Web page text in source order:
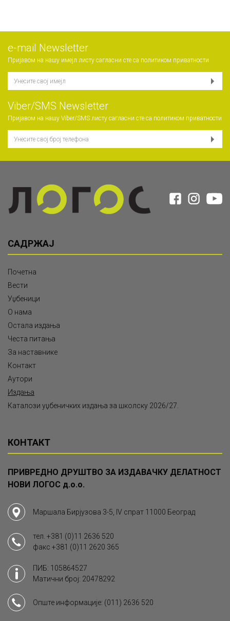
е-mail Newsletter
Пријавом на нашу имејл листу сагласни сте са политиком приватности
Viber/SMS Newsletter
Пријавом на нашу Viber/SMS листу сагласни сте са политиком приватности
САДРЖАЈ
Почетна
Вести
Уџбеници
О нама
Остала издања
Честа питања
За наставнике
Контакт
Аутори
Издања
Каталози уџбеничких издања за школску 2026/27.
КОНТАКТ
ПРИВРЕДНО ДРУШТВО ЗА ИЗДАВАЧКУ ДЕЛАТНОСТ
НОВИ ЛОГОС д.о.о.
Маршала Бирјузова 3-5, IV спрат 11000 Београд
тел. +381 (0)11 2636 520
факс +381 (0)11 2620 365
ПИБ: 105864527
Матични број: 20478292
Опште информације: (011) 2636 520